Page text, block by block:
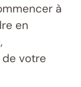
à
en
de votre